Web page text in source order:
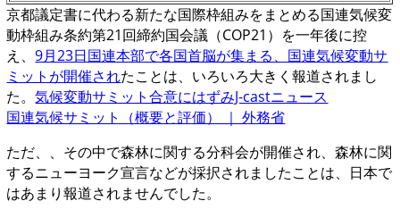
京都議定書に代わる新たな国際枠組みをまとめる国連気候変
動枠組み条約第21回締約国会議（COP21）を一年後に控
え、9月23日国連本部で各国首脳が集まる、国連気候変動サ
ミットが開催されたことは、いろいろ大きく報道されまし
た。気候変動サミット合意にはずみJ-castニュース
国連気候サミット（概要と評価） ｜ 外務省
ただ、、その中で森林に関する分科会が開催され、森林に関
するニューヨーク宣言などが採択されましたことは、日本で
はあまり報道されませんでした。